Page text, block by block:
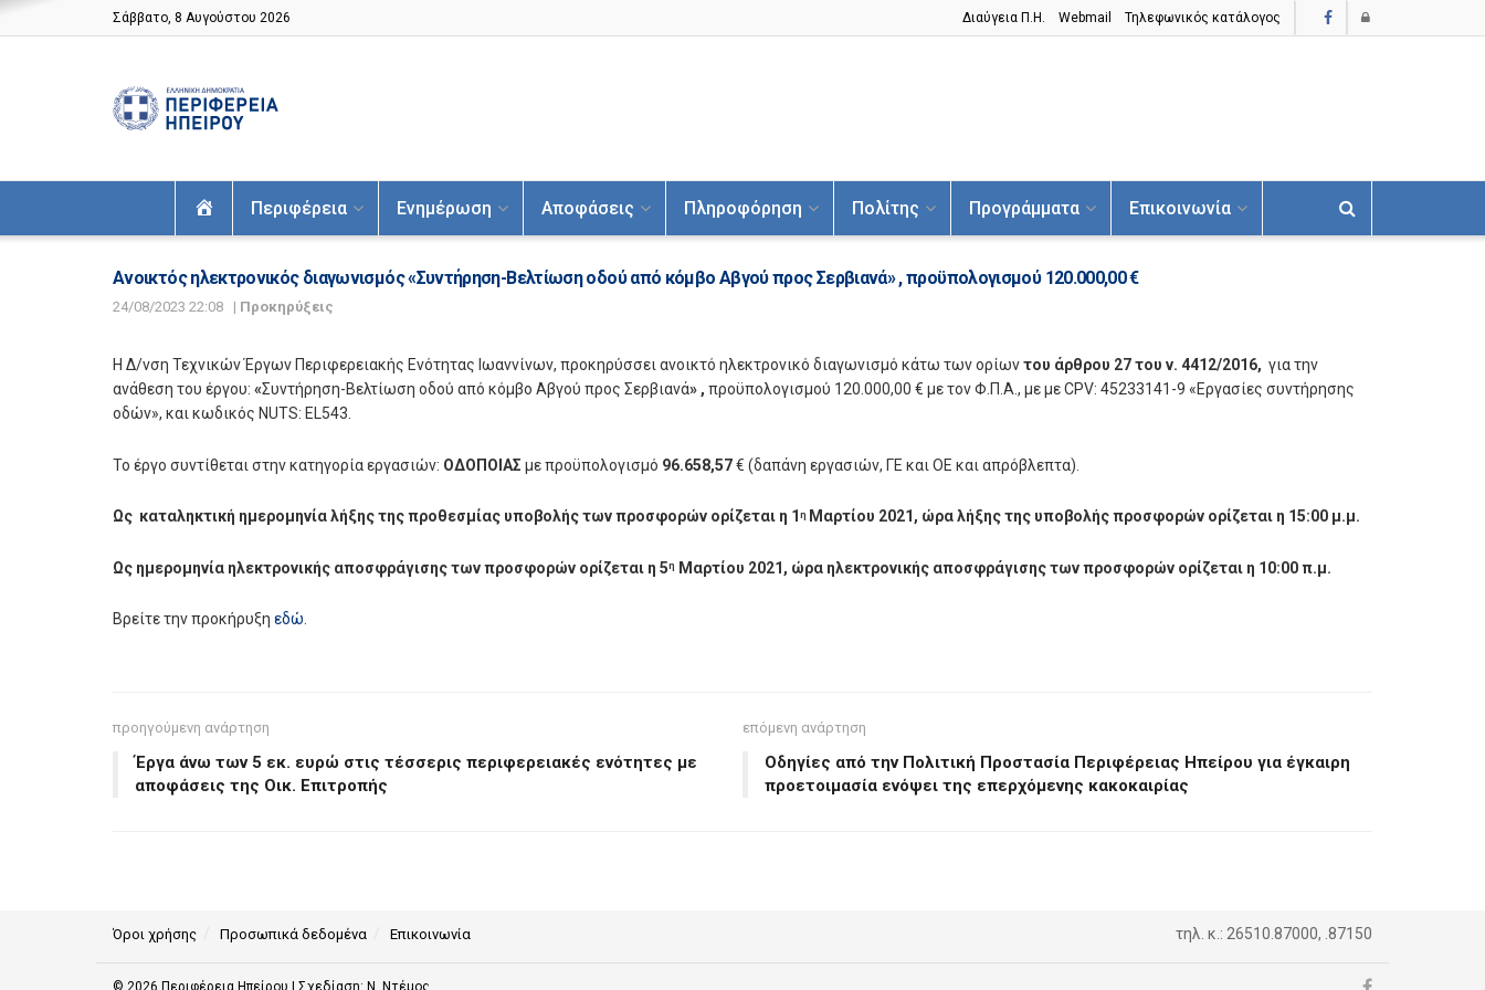
Σάββατο, 8 Αυγούστου 2026 Διαύγεια Π.H. Webmail Τηλεφωνικός κατάλογος
ΑρχικήΠεριφέρεια Ενημέρωση Αποφάσεις Πληροφόρηση Πολίτης Προγράμματα Επικοινωνία
Ανοικτός ηλεκτρονικός διαγωνισμός «Συντήρηση-Βελτίωση οδού από κόμβο Αβγού προς Σερβιανά» , προϋπολογισμού 120.000,00 €
24/08/2023 22:08 | Προκηρύξεις
Η Δ/νση Τεχνικών Έργων Περιφερειακής Ενότητας Ιωαννίνων, προκηρύσσει ανοικτό ηλεκτρονικό διαγωνισμό κάτω των ορίωντου άρθρου 27 του ν. 4412/2016, για την
ανάθεση του έργου: «Συντήρηση-Βελτίωση οδού από κόμβο Αβγού προς Σερβιανά» , προϋπολογισμού 120.000,00 € με τον Φ.Π.Α., με με CPV: 45233141-9 «Εργασίες συντήρησης
οδών», και κωδικός NUTS: EL543.
Το έργο συντίθεται στην κατηγορία εργασιών: ΟΔΟΠΟΙΑΣ με προϋπολογισμό 96.658,57€ (δαπάνη εργασιών, ΓΕ και ΟΕ και απρόβλεπτα).
Ως καταληκτική ημερομηνία λήξης της προθεσμίας υποβολής των προσφορών ορίζεται η 1 η Μαρτίου 2021, ώρα λήξης της υποβολής προσφορών ορίζεται η 15:00 μ.μ.
Ως ημερομηνία ηλεκτρονικής αποσφράγισης των προσφορών ορίζεται η 5η Μαρτίου 2021, ώρα ηλεκτρονικής αποσφράγισης των προσφορών ορίζεται η 10:00 π.μ.
Βρείτε την προκήρυξη εδώ.
προηγούμενη ανάρτηση
Έργα άνω των 5 εκ. ευρώ στις τέσσερις περιφερειακές ενότητες με
αποφάσεις της Οικ. Επιτροπής
επόμενη ανάρτηση
Οδηγίες από την Πολιτική Προστασία Περιφέρειας Ηπείρου για έγκαιρη
προετοιμασία ενόψει της επερχόμενης κακοκαιρίας
Όροι χρήσης Προσωπικά δεδομένα Επικοινωνία τηλ. κ.: 26510.87000, .87150
© 2026 Περιφέρεια Ηπείρου | Σχεδίαση: Ν. Ντέμος